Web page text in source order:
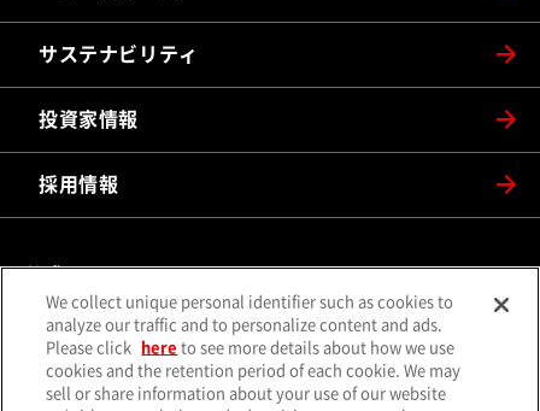
サステナビリティ
投資家情報
採用情報
公式SNS
X（旧Twitter） （別ウィンドウで開く）
Facebook（別ウィンドウで開
Instagram （別ウィンドウで開く）YouTube （別ウィンドウで開
LINE（別ウィンドウで開く） メールマガジン（別ウィンド
We collect unique personal identifier such as cookies to
analyze our traffic and to personalize content and ads.
Please click
here to see more details about how we use
cookies and the retention period of each cookie. We may
sell or share information about your use of our website